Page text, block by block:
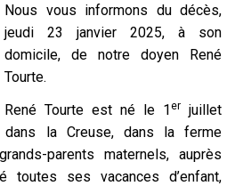
Nous vous informons du décès,
jeudi 23 janvier 2025, à son
domicile, de notre doyen René
Tourte.
René Tourte est né le 1er
juillet
dans la Creuse, dans la ferme
parents maternels, auprès
ses vacances d’enfant,